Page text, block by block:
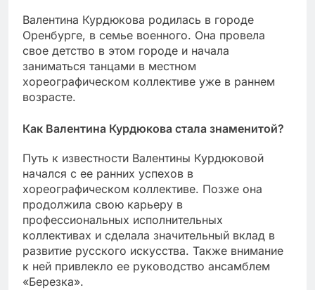
Валентина Курдюкова родилась в городе
Оренбурге, в семье военного. Она провела
свое детство в этом городе и начала
заниматься танцами в местном
хореографическом коллективе уже в раннем
возрасте.
Как Валентина Курдюкова стала знаменитой?
Путь к известности Валентины Курдюковой
начался с ее ранних успехов в
хореографическом коллективе. Позже она
продолжила свою карьеру в
профессиональных исполнительных
коллективах и сделала значительный вклад в
развитие русского искусства. Также внимание
к ней привлекло ее руководство ансамблем
«Березка».